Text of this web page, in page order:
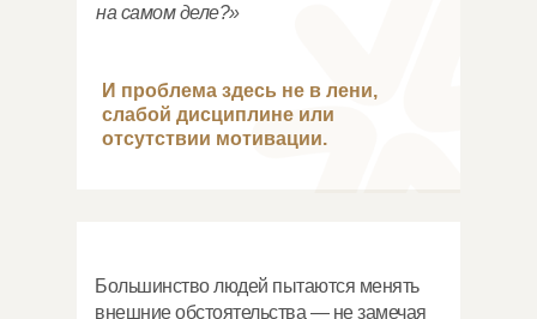
на самом деле?»
Большинство людей пытаются менять
внешние обстоятельства — не замечая
И проблема здесь не в лени,
слабой дисциплине или
отсутствии мотивации.